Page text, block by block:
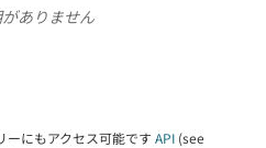
ありません
ーにもアクセス可能です API (see